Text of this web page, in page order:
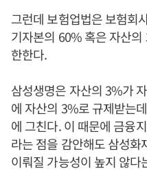
그런데 보험업법은 보험회
기자본의 60% 혹은 자산
한한다.
삼성생명은 자산의 3%가
에 자산의 3%로 규제받는
에 그친다. 이 때문에 금융
라는 점을 감안해도 삼성
이뤄질 가능성이 높지 않다